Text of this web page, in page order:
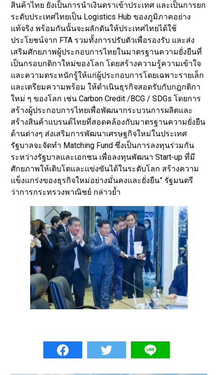
สินค้าไทย ยังเป็นการนำเงินตราเข้าประเทศ และเป็นการยก
ระดับประเทศไทยเป็น Logistics Hub ของภูมิภาคอย่าง
แท้จริง พร้อมกันนั้นจะผลักดันให้ประเทศไทยได้ใช้
ประโยชน์จาก FTA รวมทั้งการปรับตัวเพื่อรองรับ และส่ง
เสริมศักยภาพผู้ประกอบการไทยในมาตรฐานความยั่งยืนที่
เป็นกรอบกติกาใหม่ของโลก โดยสร้างความรู้ความเข้าใจ
และความตระหนักรู้ให้แก่ผู้ประกอบการโดยเฉพาะรายเล็ก
และเตรียมความพร้อม ให้ดำเนินธุรกิจสอดรับกับกฎกติกา
ใหม่ ๆ ของโลก เช่น Carbon Credit /BCG / SDGs โดยการ
สร้างผู้ประกอบการไทยเพื่อพัฒนากระบวนการผลิตและ
สร้างสินค้าแบรนด์ไทยที่สอดคล้องกับมาตรฐานความยั่งยืน
ด้านต่างๆ ส่งเสริมการพัฒนาเศรษฐกิจใหม่ในประเทศ
รัฐบาลจะจัดทำ Matching Fund ซึ่งเป็นการลงทุนร่วมกัน
ระหว่างรัฐบาลและเอกชน เพื่อลงทุนพัฒนา Start-up ที่มี
ศักยภาพให้เติบโตและแข่งขันได้ในระดับโลก สร้างความ
แข็งแกร่งของธุรกิจใหม่อย่างมั่นคงและยั่งยืน” รัฐมนตรี
ว่าการกระทรวงพาณิชย์ กล่าวย้ำ